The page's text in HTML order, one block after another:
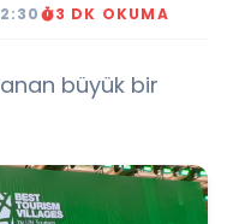
3 DK OKUMA
büyük bir